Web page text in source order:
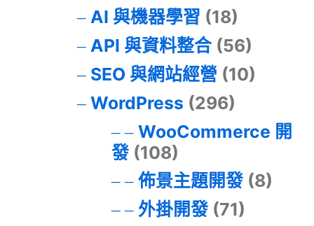
AI 與機器學習 (18)
API 與資料整合(56)
SEO 與網站經營 (10)
WordPress (296)
WooCommerce 開
發(108)
佈景主題開發(8)
外掛開發(71)